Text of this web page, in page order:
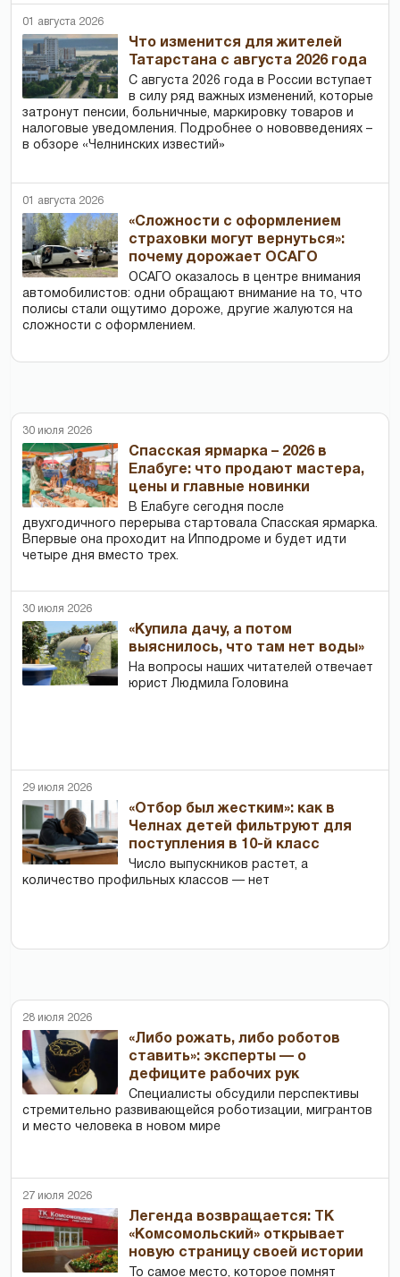
01 августа 2026
Что изменится для жителей
Татарстана с августа 2026 года
С августа 2026 года в России вступает
в силу ряд важных изменений, которые
затронут пенсии, больничные, маркировку товаров и
налоговые уведомления. Подробнее о нововведениях –
в обзоре «Челнинских известий»
01 августа 2026
«Сложности с оформлением
страховки могут вернуться»:
почему дорожает ОСАГО
ОСАГО оказалось в центре внимания
автомобилистов: одни обращают внимание на то, что
полисы стали ощутимо дороже, другие жалуются на
сложности с оформлением.
30 июля 2026
Спасская ярмарка – 2026 в
Елабуге: что продают мастера,
цены и главные новинки
В Елабуге сегодня после
двухгодичного перерыва стартовала Спасская ярмарка.
Впервые она проходит на Ипподроме и будет идти
четыре дня вместо трех.
30 июля 2026
«Купила дачу, а потом
выяснилось, что там нет воды»
На вопросы наших читателей отвечает
юрист Людмила Головина
29 июля 2026
«Отбор был жестким»: как в
Челнах детей фильтруют для
поступления в 10-й класс
Число выпускников растет, а
количество профильных классов — нет
28 июля 2026
«Либо рожать, либо роботов
ставить»: эксперты — о
дефиците рабочих рук
Специалисты обсудили перспективы
стремительно развивающейся роботизации, мигрантов
и место человека в новом мире
27 июля 2026
Легенда возвращается: ТК
«Комсомольский» открывает
новую страницу своей истории
То самое место, которое помнят